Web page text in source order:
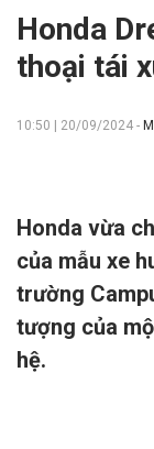
Honda
thoại tái
10:50 | 20/09/2024 -
Honda vừa
của mẫu xe
trường
tượng của
hệ.